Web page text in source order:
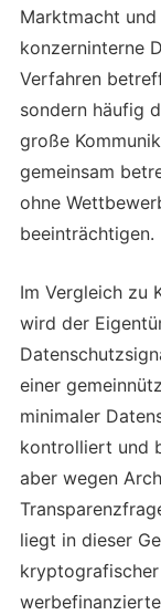
Marktmacht
konzerninterne
Verfahren
sondern häufig
große
gemeinsam
ohne
beeinträchtigen.
Im Vergleich zu
wird der
einer
minimaler
kontrolliert und
aber wegen
liegt in dieser